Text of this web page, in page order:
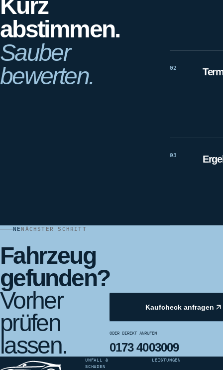
Kurz
abstimmen.
Sauber
bewerten.
02
03
NE NÄCHSTER SCHRITT
Fahrzeug
gefunden?
Vorher
prüfen
lassen.
Kaufcheck anfragen
ODER DIREKT ANRUFEN
0173 4003009
UNFALL &
SCHADEN
LEISTUNGEN